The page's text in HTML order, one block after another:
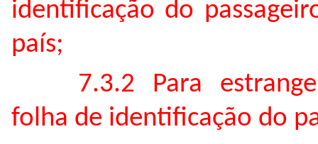
identificação do
país;
7.3.2 Para
folha de identificação do